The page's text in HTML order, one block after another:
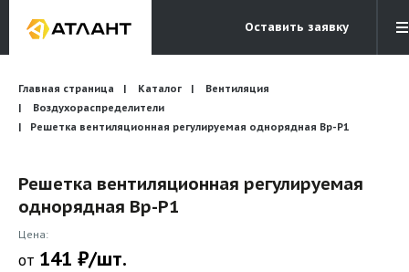
Оставить заявку
Электронная почта
info@atlantcompany.ru
Бесплатный звонок
Бренды
Каталоги
Бланки запросов
Главная страница Каталог
Вентиляция
Воздухораспределители
Решетка вентиляционная регулируемая однорядная Вр-Р1
Решетка вентиляционная регулируемая
однорядная Вр-Р1
Цена:
от 141 ₽/шт.